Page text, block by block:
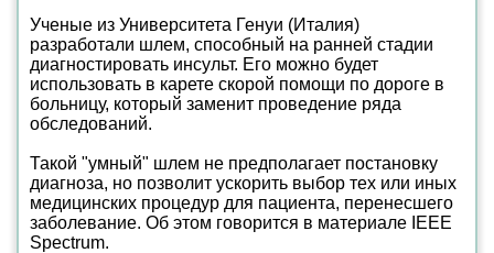
Ученые из Университета Генуи (Италия)
разработали шлем, способный на ранней стадии
диагностировать инсульт. Его можно будет
использовать в карете скорой помощи по дороге в
больницу, который заменит проведение ряда
обследований.
Такой "умный" шлем не предполагает постановку
диагноза, но позволит ускорить выбор тех или иных
медицинских процедур для пациента, перенесшего
заболевание. Об этом говорится в материале IEEE
Spectrum.